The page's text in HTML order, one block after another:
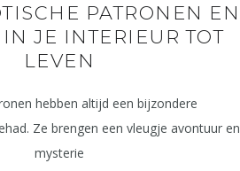
PATRONEN EN
JE INTERIEUR TOT
LEVEN
hebben altijd een bijzondere
Ze brengen een vleugje avontuur en
mysterie